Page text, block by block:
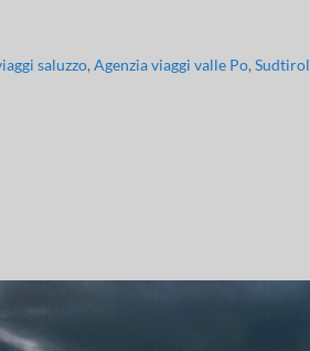
saluzzo,Agenzia viaggi valle Po,Sudtirol